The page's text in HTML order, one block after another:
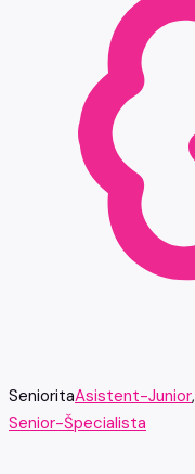
SenioritaAsistent-Junior,
Senior-Špecialista